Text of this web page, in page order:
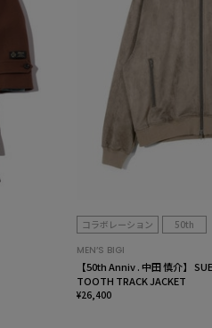
コラボレーション
50th
MEN’S BIGI
【50th Anniv . 中田 慎介】
TOOTH TRACK JACKET
¥26,400